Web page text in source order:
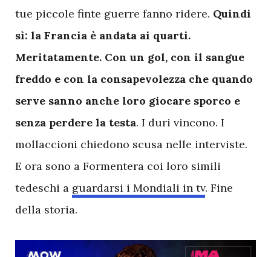
tue piccole finte guerre fanno ridere. Quindi
sì: la Francia è andata ai quarti.
Meritatamente. Con un gol, con il sangue
freddo e con la consapevolezza che quando
serve sanno anche loro giocare sporco e
senza perdere la testa. I duri vincono. I
mollaccioni chiedono scusa nelle interviste.
E ora sono a Formentera coi loro simili
tedeschi a guardarsi i Mondiali in tv. Fine
della storia.